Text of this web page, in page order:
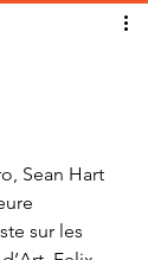
Sean Hart
sur les